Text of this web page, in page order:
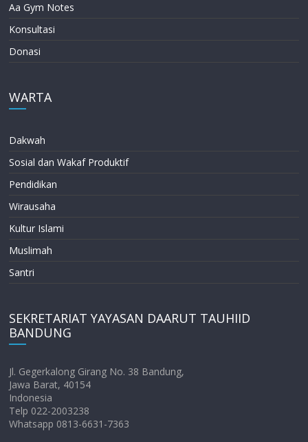
Aa Gym Notes
Konsultasi
Donasi
WARTA
Dakwah
Sosial dan Wakaf Produktif
Pendidikan
Wirausaha
Kultur Islami
Muslimah
Santri
SEKRETARIAT YAYASAN DAARUT TAUHIID
BANDUNG
Jl. Gegerkalong Girang No. 38 Bandung,
Jawa Barat, 40154
Indonesia
Telp 022-2003238
Whatsapp 0813-6631-7363